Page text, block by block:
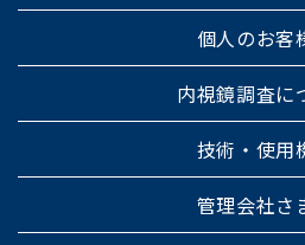
個人のお客
内視鏡調査に
技術・使用
管理会社さ